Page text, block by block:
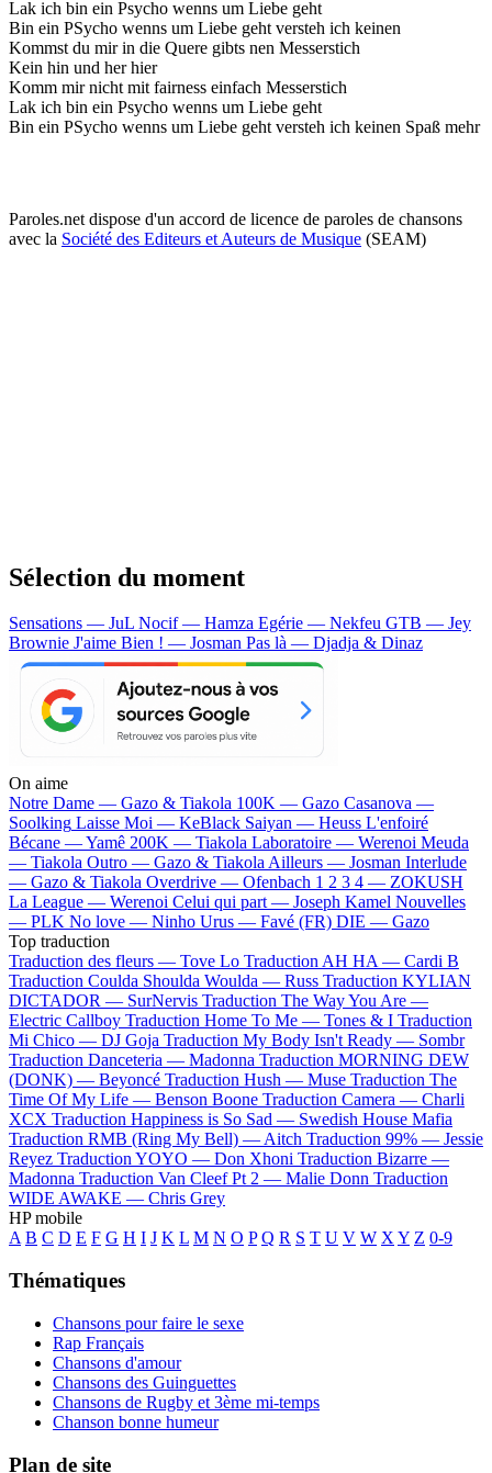
Lak ich bin ein Psycho wenns um Liebe geht
Bin ein PSycho wenns um Liebe geht versteh ich keinen
Kommst du mir in die Quere gibts nen Messerstich
Kein hin und her hier
Komm mir nicht mit fairness einfach Messerstich
Lak ich bin ein Psycho wenns um Liebe geht
Bin ein PSycho wenns um Liebe geht versteh ich keinen Spaß mehr
Paroles.net dispose d'un accord de licence de paroles de chansons
avec la Société des Editeurs et Auteurs de Musique (SEAM)
Sélection du moment
Sensations — JuL Nocif — Hamza Egérie — Nekfeu GTB — Jey
Brownie J'aime Bien ! — Josman Pas là — Djadja & Dinaz
On aime
Notre Dame — Gazo & Tiakola 100K — Gazo Casanova —
Soolking Laisse Moi — KeBlack Saiyan — Heuss L'enfoiré
Bécane —Yamê 200K — Tiakola Laboratoire — Werenoi Meuda
— Tiakola Outro — Gazo & TiakolaAilleurs — Josman Interlude
— Gazo & Tiakola Overdrive — Ofenbach 1 2 3 4 — ZOKUSH
La League — Werenoi Celui qui part — Joseph Kamel Nouvelles
— PLK No love — Ninho Urus — Favé (FR) DIE — Gazo
Top traduction
Traduction des fleurs — Tove Lo Traduction AH HA — Cardi B
Traduction Coulda Shoulda Woulda — Russ Traduction KYLIAN
DICTADOR — SurNervis Traduction The Way You Are —
Electric Callboy Traduction Home To Me — Tones & I Traduction
Mi Chico — DJ Goja Traduction My Body Isn't Ready — Sombr
Traduction Danceteria — Madonna Traduction MORNING DEW
(DONK) — Beyoncé Traduction Hush — Muse Traduction The
Time Of My Life — Benson Boone Traduction Camera — Charli
XCX Traduction Happiness is So Sad — Swedish House Mafia
Traduction RMB (Ring My Bell) —Aitch Traduction 99% — Jessie
Reyez Traduction YOYO — Don Xhoni Traduction Bizarre —
Madonna Traduction Van Cleef Pt 2 — Malie Donn Traduction
WIDE AWAKE — Chris Grey
HP mobile
A B C D E F G H I J K L M N O P Q R S T U V W XY Z 0-9
Thématiques
Chansons pour faire le sexe
Rap Français
Chansons d'amour
Chansons des Guinguettes
Chansons de Rugby et 3ème mi-temps
Chanson bonne humeur
Plan de site